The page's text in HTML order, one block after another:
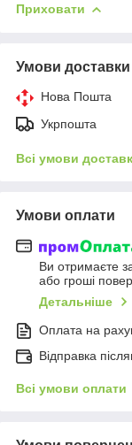
Приховати
Умови доставки
Нова Пошта
Укрпошта
Всі умови
Умови оплати
Ви отримаєте
або гроші
Детальніше
Оплата на
Відправка
Всі умови оплати